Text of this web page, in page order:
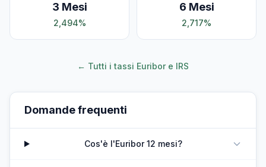
3 Mesi
2,494%
6 Mesi
2,717%
← Tutti i tassi Euribor e IRS
Domande frequenti
Cos'è l'Euribor 12 mesi?